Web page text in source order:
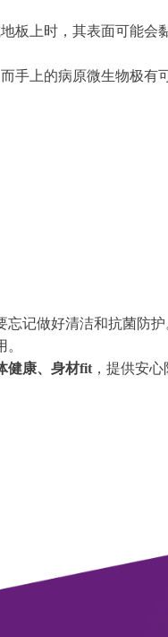
板上时，其表面可能会
手上的病原微生物极有
记做好清洁和抗菌防护
健康、身材fit ，提供安